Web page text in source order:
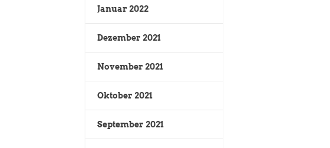
Januar 2022
Dezember 2021
November 2021
Oktober 2021
September 2021